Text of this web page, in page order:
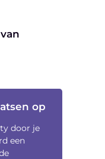
op
door je
een